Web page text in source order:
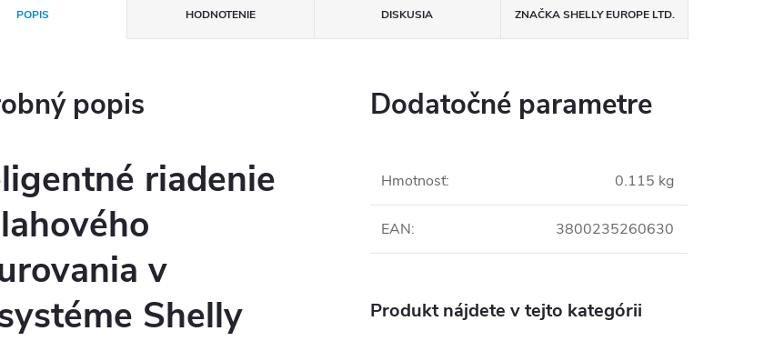
POPIS HODNOTENIE DISKUSIA ZNAČKASHELLY EUROPE LTD.
popis
riadenie
v
Shelly
Dodatočné parametre
Hmotnosť: 0.115 kg
EAN: 3800235260630
Produkt nájdete v tejto kategórii